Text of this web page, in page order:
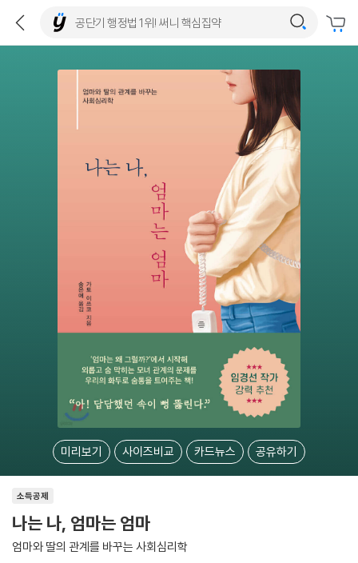
미리보기 사이즈비교 카드뉴스 공유하기
소득공제
나는 나, 엄마는 엄마
엄마와 딸의 관계를 바꾸는 사회심리학